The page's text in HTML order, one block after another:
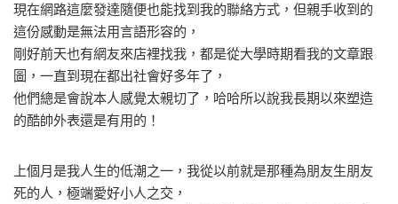
現在網路這麼發達隨便也能找到我的聯絡方式，但親手收到的
這份感動是無法用言語形容的，
剛好前天也有網友來店裡找我，都是從大學時期看我的文章跟
圖，一直到現在都出社會好多年了，
他們總是會說本人感覺太親切了，哈哈所以說我長期以來塑造
的酷帥外表還是有用的！
上個月是我人生的低潮之一，我從以前就是那種為朋友生朋友
死的人，極端愛好小人之交，